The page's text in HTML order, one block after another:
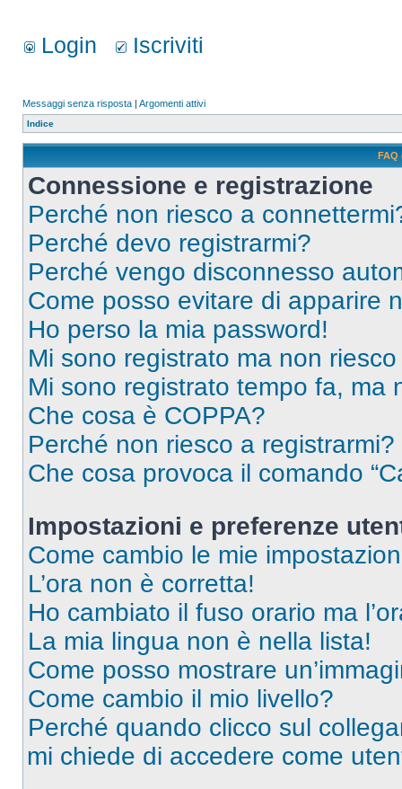
Login Iscriviti
Messaggi senza risposta | Argomenti attivi
Indice
FAQ
Connessione e registrazione
Perché non riesco a
Perché devo registrarmi?
Perché vengo disconnesso
Come posso evitare di apparire
Ho perso la mia password!
Mi sono registrato ma non
Mi sono registrato tempo fa, ma
Che cosa è COPPA?
Perché non riesco a registrarmi?
Che cosa provoca il comando
Impostazioni e preferenze
Come cambio le mie
L’ora non è corretta!
Ho cambiato il fuso orario ma
La mia lingua non è nella lista!
Come posso mostrare
Come cambio il mio livello?
Perché quando clicco sul
mi chiede di accedere come